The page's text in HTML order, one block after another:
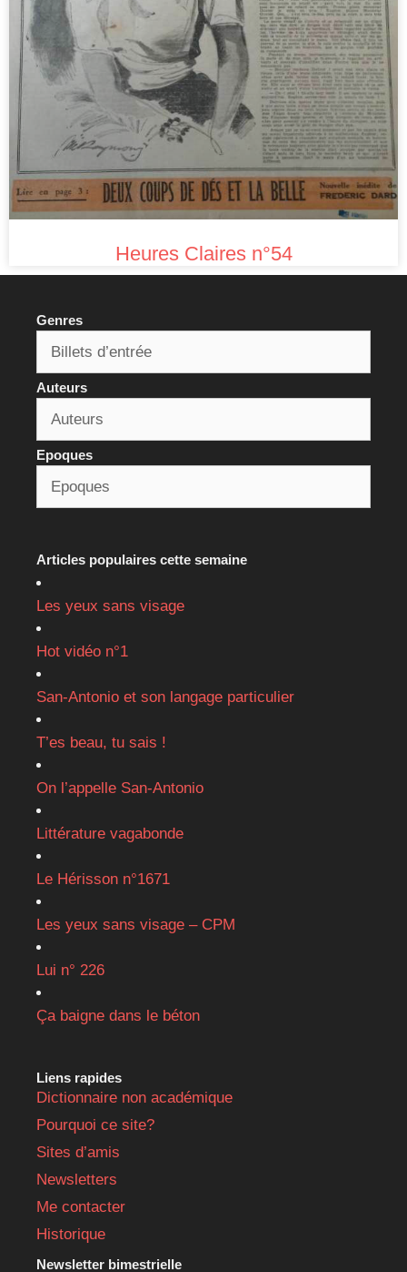
Heures Claires n°54
Genres
Auteurs
Epoques
Articles populaires cette semaine
Les yeux sans visage
Hot vidéo n°1
San-Antonio et son langage particulier
T’es beau, tu sais !
On l’appelle San-Antonio
Littérature vagabonde
Le Hérisson n°1671
Les yeux sans visage – CPM
Lui n° 226
Ça baigne dans le béton
Liens rapides
Dictionnaire non académique
Pourquoi ce site?
Sites d’amis
Newsletters
Me contacter
Historique
Newsletter bimestrielle